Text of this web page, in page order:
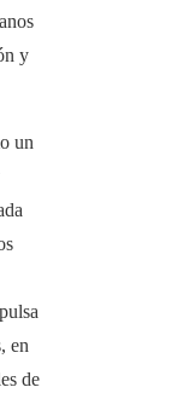
y
un
en
de